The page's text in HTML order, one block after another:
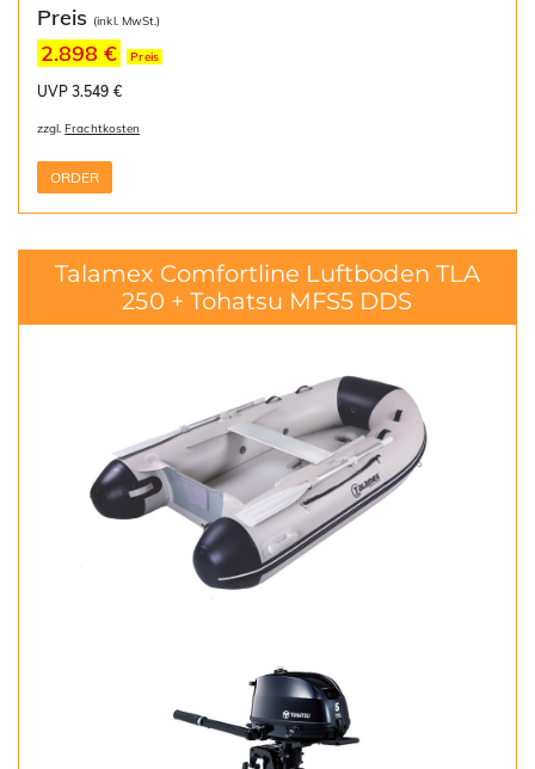
Preis (inkl. MwSt.)
2.898 € Preis
UVP 3.549 €
zzgl.Frachtkosten
ORDER
Talamex Comfortline Luftboden TLA
250 + Tohatsu MFS5 DDS